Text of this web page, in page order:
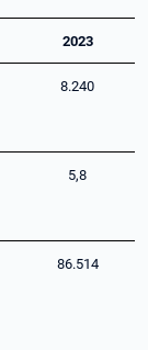
2023
8.240
5,8
86.514